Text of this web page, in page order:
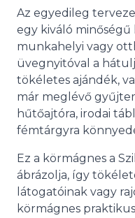
Az egyedileg
egy kiváló
munkahelyi vagy
üvegnyitóval a
tökéletes ajándék,
már meglévő
hűtőajtóra, irodai
fémtárgyra
Ez a körmágnes a
ábrázolja, így
látogatóinak vagy
körmágnes